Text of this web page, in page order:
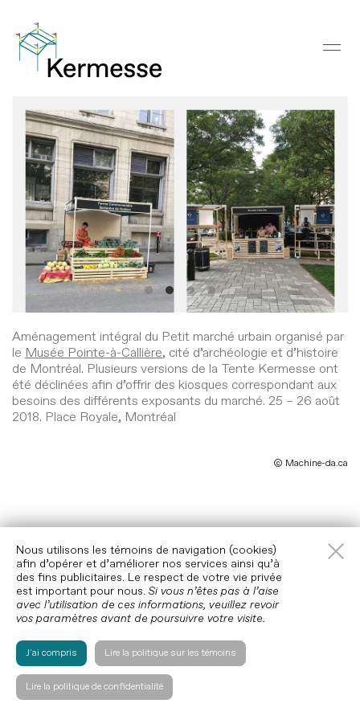
Aménagement intégral du Petit marché urbain organisé par
le Musée Pointe-à-Callière, cité d’archéologie et d’histoire
de Montréal. Plusieurs versions de la Tente Kermesse ont
été déclinées afin d’offrir des kiosques correspondant aux
besoins des différents exposants du marché. 25 – 26 août
2018. Place Royale, Montréal
© Machine-da.ca
​​Nous utilisons les témoins de navigation (cookies)
afin d’opérer et d’améliorer nos services ainsi qu’à
des fins publicitaires. Le respect de votre vie privée
est important pour nous. Si vous n’êtes pas à l’aise
avec l’utilisation de ces informations, veuillez revoir
vos paramètres avant de poursuivre votre visite.
J'ai compris Lire la politique sur les témoins
Lire la politique de confidentialité